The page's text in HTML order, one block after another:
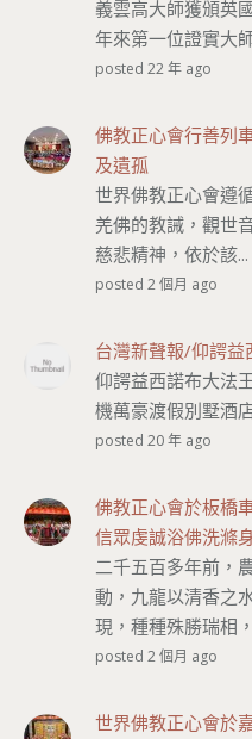
義雲高大師獲頒英
年來第一位證實大
posted 22 年 ago
佛教正心會行善列
及遺孤
世界佛教正心會遵
羌佛的教誡，觀世
慈悲精神，依於該...
posted 2 個月 ago
台灣新聲報/仰諤益
仰諤益西諾布大法
機萬豪渡假別墅酒
posted 20 年 ago
佛教正心會於板橋
信眾虔誠浴佛洗滌
二千五百多年前，
動，九龍以清香之
現，種種殊勝瑞相
posted 2 個月 ago
世界佛教正心會於